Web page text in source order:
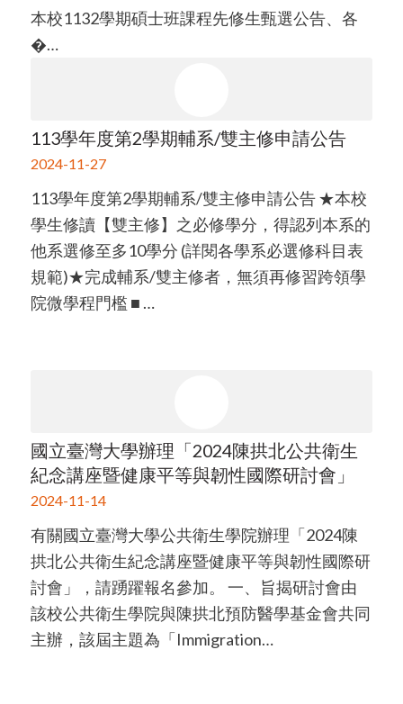
本校1132學期碩士班課程先修生甄選公告、各
�…
113學年度第2學期輔系/雙主修申請公告
2024-11-27
113學年度第2學期輔系/雙主修申請公告 ★本校
學生修讀【雙主修】之必修學分，得認列本系的
他系選修至多10學分 (詳閱各學系必選修科目表
規範)★完成輔系/雙主修者，無須再修習跨領學
院微學程門檻 ■ …
國立臺灣大學辦理「2024陳拱北公共衛生
紀念講座暨健康平等與韌性國際研討會」
2024-11-14
有關國立臺灣大學公共衛生學院辦理「2024陳
拱北公共衛生紀念講座暨健康平等與韌性國際研
討會」，請踴躍報名參加。 一、旨揭研討會由
該校公共衛生學院與陳拱北預防醫學基金會共同
主辦，該屆主題為「Immigration…